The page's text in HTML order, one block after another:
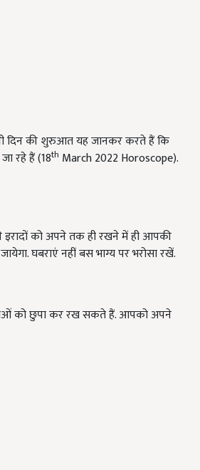
दिन की शुरुआत यह जानकर करते हैं कि
रहे हैं (18th March 2022 Horoscope).
को अपने तक ही रखने में ही आपकी
घबराएं नहीं बस भाग्य पर भरोसा रखें.
को छुपा कर रख सकते हैं. आपको अपने